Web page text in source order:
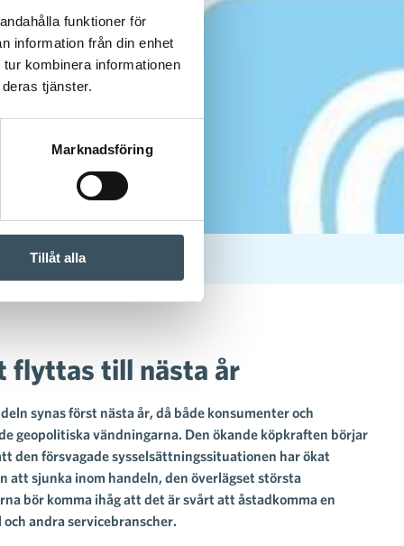
funktioner för
information från din enhet
kombinera informationen
tjänster.
Marknadsföring
Tillåt alla
flyttas till nästa år
synas först nästa år, då både konsumenter och
geopolitiska vändningarna. Den ökande köpkraften börjar
den försvagade sysselsättningssituationen har ökat
sjunka inom handeln, den överlägset största
bör komma ihåg att det är svårt att åstadkomma en
andra servicebranscher.